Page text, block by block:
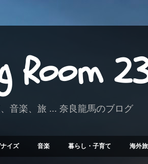
Room
音楽、旅 ... 奈良龍馬のブログ
イズ 音楽 暮らし・子育て 海外